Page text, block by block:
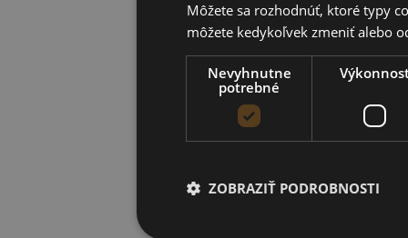
Môžete sa rozhodnúť, ktoré typy
môžete kedykoľvek zmeniť alebo
Nevyhnutne
potrebné
ZOBRAZIŤ PODROBNOSTI